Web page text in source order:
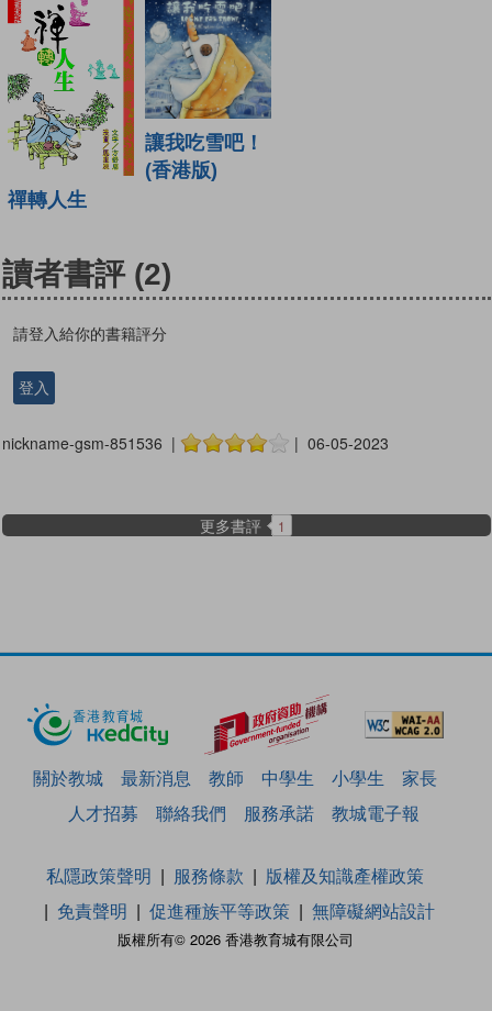
禪轉人生
讓我吃雪吧！
(香港版)
讀者書評 (2)
請登入給你的書籍評分
登入
nickname-gsm-851536 | | 06-05-2023
更多書評 1
關於教城 最新消息 教師 中學生 小學生
家長
人才招募
聯絡我們 服務承諾 教城電子報
版權所有© 2026 香港教育城有限公司
私隱政策聲明 服務條款
版權及知識產權政策
免責聲明
促進種族平等政策 無障礙網站設計